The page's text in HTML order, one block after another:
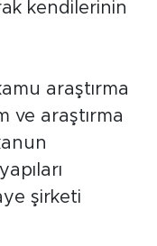
kendilerinin
araştırma
ve araştırma
şirketi